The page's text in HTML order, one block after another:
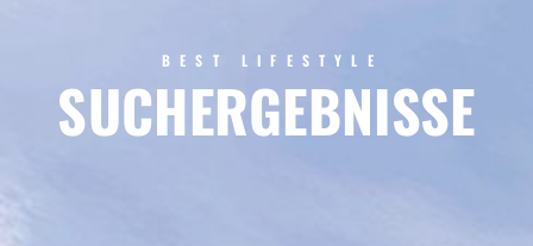
BEST LIFESTYLE
SUCHERGEBNISSE